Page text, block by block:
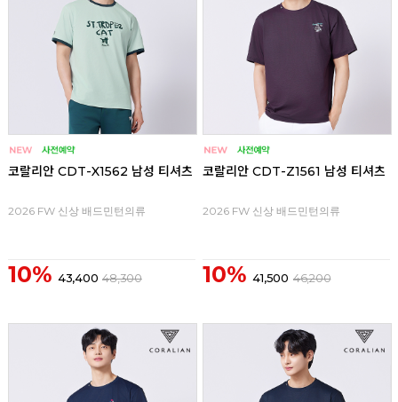
코랄리안 CDT-X1562 남성 티셔츠
2026 FW 신상 배드민턴의류
10% 43,400 48,300
코랄리안 CDT-Z1561 남성 티셔츠
2026 FW 신상 배드민턴의류
10% 41,500 46,200